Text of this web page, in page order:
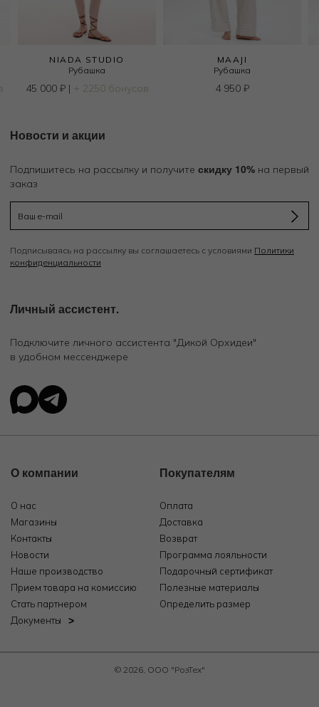
NIADA STUDIO
Рубашка
45 000 ₽| + 2250 бонусов
MAAJI
Рубашка
4 950 ₽
Новости и акции
Подпишитесь на рассылку и получите скидку 10% на первый
заказ
Подписываясь на рассылку вы соглашаетесь с условиями Политики
конфиденциальности
Личный ассистент.
Подключите личного ассистента "Дикой Орхидеи"
в удобном мессенджере
О компании
О нас
Магазины
Контакты
Новости
Наше производство
Прием товара на комиссию
Стать партнером
Документы
Покупателям
Оплата
Доставка
Возврат
Программа лояльности
Подарочный сертификат
Полезные материалы
Определить размер
© 2026, ООО "РозТех"